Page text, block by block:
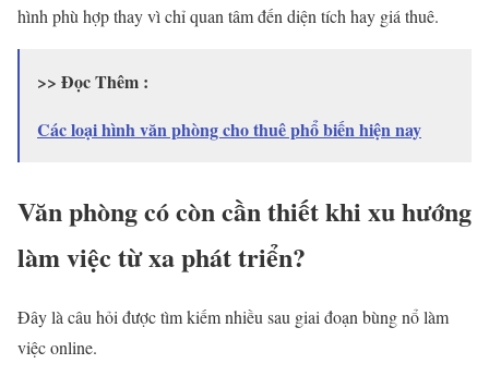
hình phù hợp thay vì chỉ quan tâm đến diện tích hay giá thuê.
>> Đọc Thêm :
Các loại hình văn phòng cho thuê phổ biến hiện nay
Văn phòng có còn cần thiết khi xu hướng
làm việc từ xa phát triển?
Đây là câu hỏi được tìm kiếm nhiều sau giai đoạn bùng nổ làm
việc online.